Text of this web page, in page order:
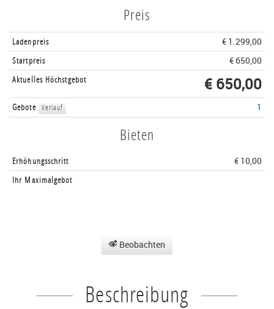
Preis
Ladenpreis
€ 1.299,00
Startpreis
€ 650,00
Aktuelles Höchstgebot
€ 650,00
Gebote Verlauf 1
Bieten
Erhöhungsschritt
€ 10,00
Ihr Maximalgebot
Beobachten
Beschreibung